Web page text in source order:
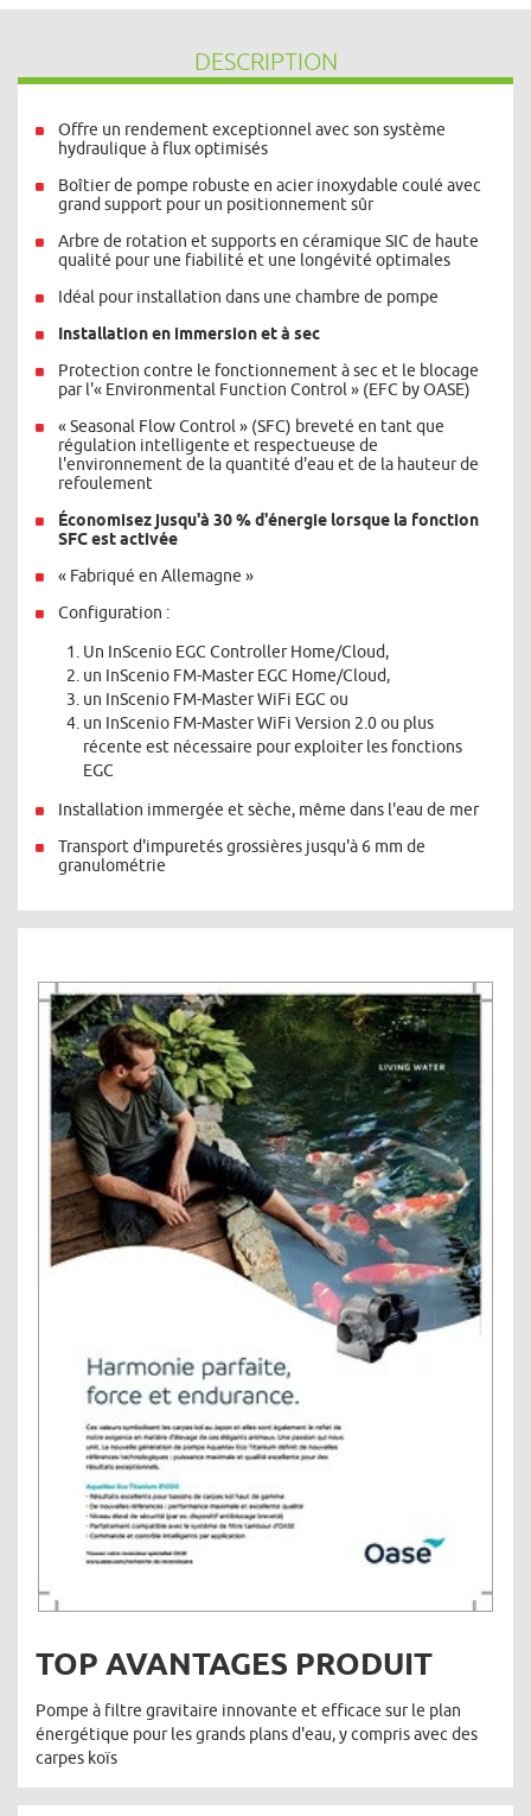
DESCRIPTION
Offre un rendement exceptionnel avec son système
hydraulique à flux optimisés
Boîtier de pompe robuste en acier inoxydable coulé avec
grand support pour un positionnement sûr
Arbre de rotation et supports en céramique SIC de haute
qualité pour une fiabilité et une longévité optimales
Idéal pour installation dans une chambre de pompe
Installation en immersion et à sec
Protection contre le fonctionnement à sec et le blocage
par l'« Environmental Function Control » (EFC by OASE)
« Seasonal Flow Control » (SFC) breveté en tant que
régulation intelligente et respectueuse de
l'environnement de la quantité d'eau et de la hauteur de
refoulement
Économisez jusqu'à 30 % d'énergie lorsque la fonction
SFC est activée
« Fabriqué en Allemagne »
Configuration :
Un InScenio EGC Controller Home/Cloud,
un InScenio FM-Master EGC Home/Cloud,
un InScenio FM-Master WiFi EGC ou
un InScenio FM-Master WiFi Version 2.0 ou plus
récente est nécessaire pour exploiter les fonctions
EGC
Installation immergée et sèche, même dans l'eau de mer
Transport d'impuretés grossières jusqu'à 6 mm de
granulométrie
TOP AVANTAGES PRODUIT
Pompe à filtre gravitaire innovante et efficace sur le plan
énergétique pour les grands plans d'eau, y compris avec des
carpes koïs